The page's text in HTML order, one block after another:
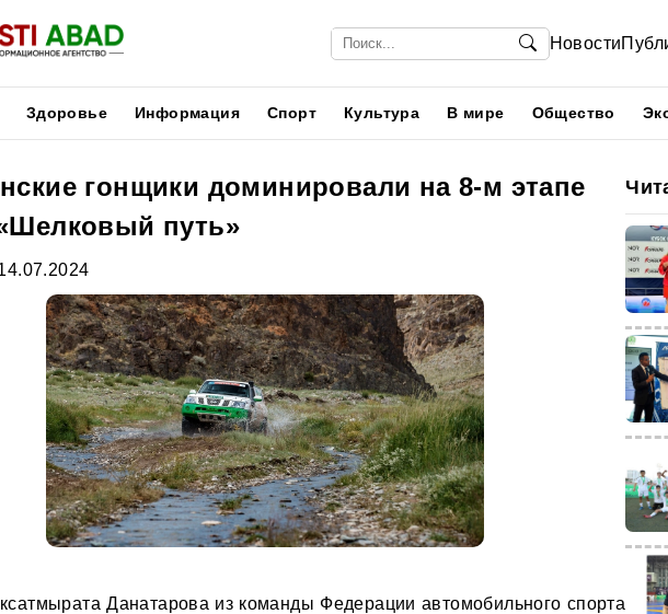
Новости
Здоровье Информация Спорт Культура В мире Общество
гонщики доминировали на 8-м этапе
путь»
Данатарова из команды Федерации автомобильного спорта